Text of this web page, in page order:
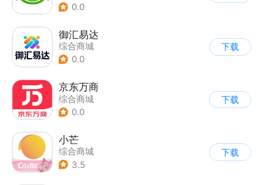
0.0
御汇易达
综合商城
0.0
下载
京东万商
综合商城
0.0
下载
小芒
综合商城
3.5
下载